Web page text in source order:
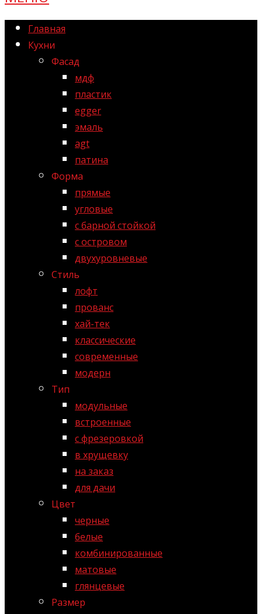
Главная
Кухни
Фасад
мдф
пластик
egger
эмаль
agt
патина
Форма
прямые
угловые
с барной стойкой
с островом
двухуровневые
Стиль
лофт
прованс
хай-тек
классические
современные
модерн
Тип
модульные
встроенные
с фрезеровкой
в хрущевку
на заказ
для дачи
Цвет
черные
белые
комбинированные
матовые
глянцевые
Размер